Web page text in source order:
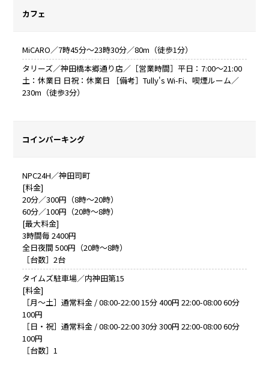
カフェ
MiCARO／7時45分～23時30分／80m（徒歩1分）
タリーズ／神田橋本郷通り店／［営業時間］平日：7:00～21:00
土：休業日 日祝：休業日 ［備考］Tully's Wi-Fi、喫煙ルーム／
230m（徒歩3分）
コインパーキング
NPC24H／神田司町
[料金]
20分／300円（8時～20時）
60分／100円（20時～8時）
[最大料金]
3時間毎 2400円
全日夜間 500円（20時～8時）
［台数］2台
タイムズ駐車場／内神田第15
[料金]
［月～土］通常料金 / 08:00-22:00 15分 400円 22:00-08:00 60分
100円
［日・祝］通常料金 / 08:00-22:00 30分 300円 22:00-08:00 60分
100円
［台数］1